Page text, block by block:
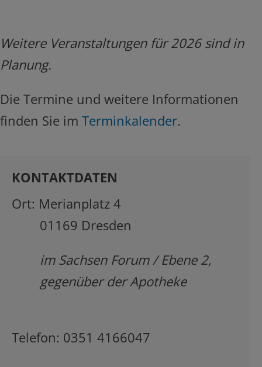
Weitere Veranstaltungen für 2026 sind in
Planung.
Die Termine und weitere Informationen
finden Sie im Terminkalender.
KONTAKTDATEN
Ort: Merianplatz 4
01169 Dresden
im Sachsen Forum / Ebene 2,
gegenüber der Apotheke
Telefon: 0351 4166047